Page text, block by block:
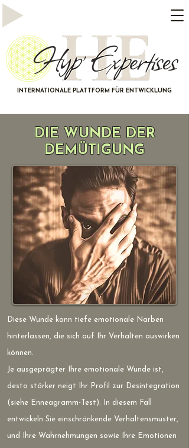
INTERNATIONALE PLATTFORM FÜR ENTWICKLUNG
DIE WUNDE DER
DEMÜTIGUNG
Diese Wunde kann tiefe emotionale Narben
hinterlassen, die sich auf Ihr Verhalten auswirken
können.
Je ausgeprägter Ihre emotionale Wunde ist,
desto stärker neigt Ihr Profil zur Desintegration
(siehe Enneagramm-Test). In diesem Fall
entwickeln Sie einschränkende Verhaltensmuster,
und Ihre Wahrnehmungen sowie Ihre Emotionen